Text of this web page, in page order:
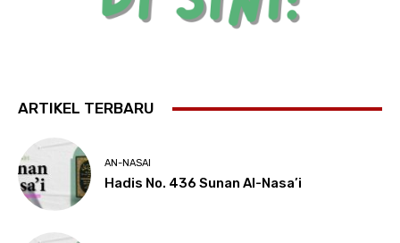
ARTIKEL TERBARU
AN-NASAI
Hadis No. 436 Sunan Al-Nasa’i